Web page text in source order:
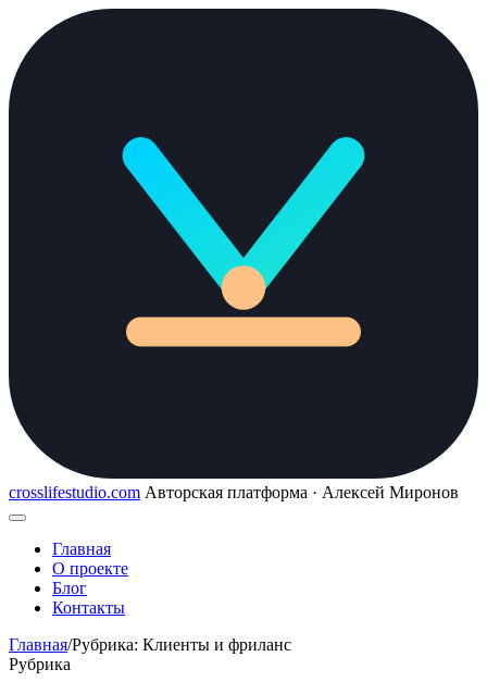
crosslifestudio.com Авторская платформа · Алексей Миронов
Главная
О проекте
Блог
Контакты
Главная/Рубрика: Клиенты и фриланс
Рубрика